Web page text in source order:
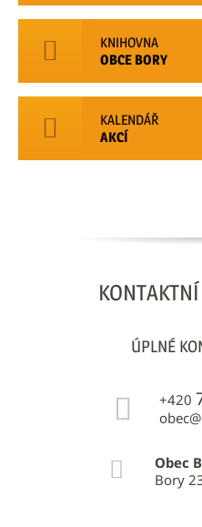
KNIHOVNA
OBCE BORY
KALENDÁŘ
AKCÍ
KONTAKTNÍ
Obec
Bory
+420
ÚPLNÉ